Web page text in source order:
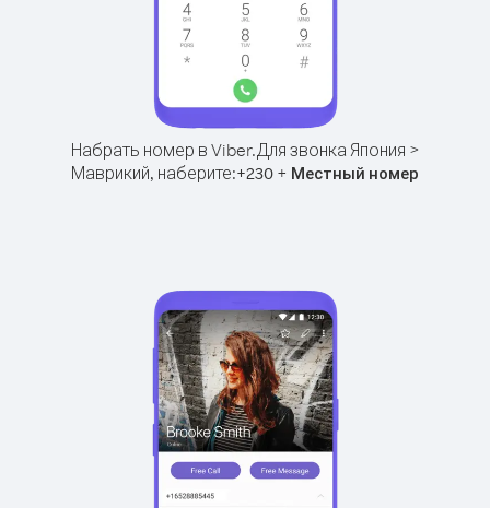
Набрать номер в Viber.Для звонка Япония >
Маврикий, наберите:+230 + Местный номер